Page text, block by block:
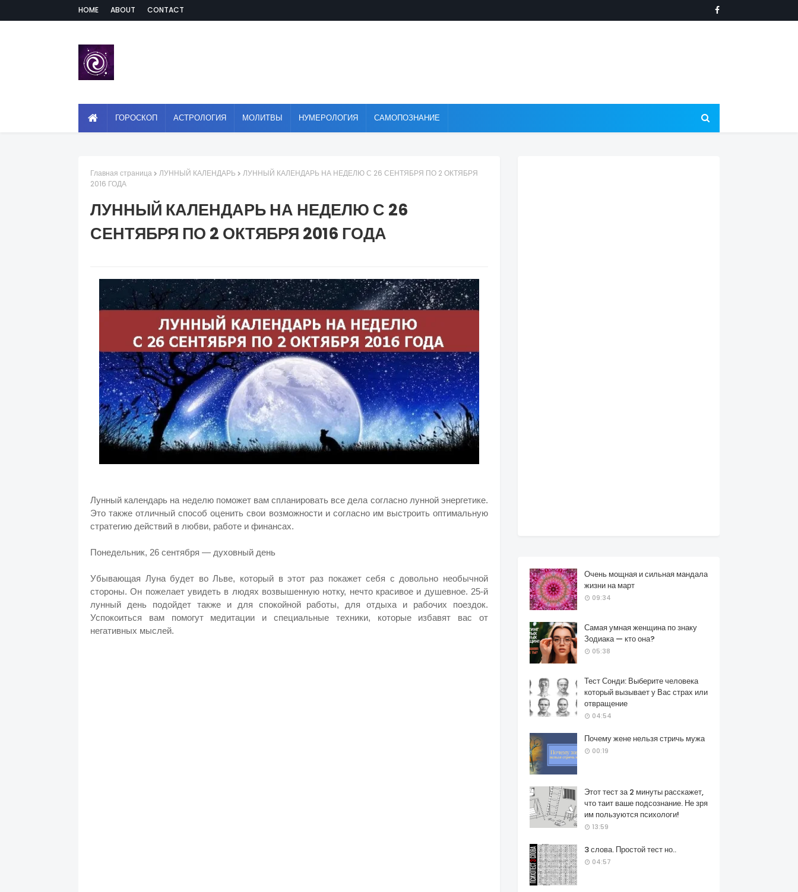
HOME ABOUT CONTACT
ГОРОСКОП АСТРОЛОГИЯ МОЛИТВЫ НУМЕРОЛОГИЯ САМОПОЗНАНИЕ
Главная страница ЛУННЫЙ КАЛЕНДАРЬ
ЛУННЫЙ КАЛЕНДАРЬ НА НЕДЕЛЮ С 26 СЕНТЯБРЯ ПО 2 ОКТЯБРЯ
2016 ГОДА
ЛУННЫЙ КАЛЕНДАРЬ НА НЕДЕЛЮ С 26
СЕНТЯБРЯ ПО 2 ОКТЯБРЯ 2016 ГОДА
Лунный календарь на неделю поможет вам спланировать все дела согласно лунной энергетике.
Это также отличный способ оценить свои возможности и согласно им выстроить оптимальную
стратегию действий в любви, работе и финансах.
Понедельник, 26 сентября — духовный день
Убывающая Луна будет во Льве, который в этот раз покажет себя с довольно необычной
стороны. Он пожелает увидеть в людях возвышенную нотку, нечто красивое и душевное. 25-й
лунный день подойдет также и для спокойной работы, для отдыха и рабочих поездок.
Успокоиться вам помогут медитации и специальные техники, которые избавят вас от
негативных мыслей.
Очень мощная и сильная мандала
жизни на март
09:34
Самая умная женщина по знаку
Зодиака — кто она?
05:38
Тест Сонди: Выберите человека
который вызывает у Вас страх или
отвращение
04:54
Почему жене нельзя стричь мужа
00:19
Этот тест за 2 минуты расскажет,
что таит ваше подсознание. Не зря
им пользуются психологи!
13:59
3 слова. Простой тест но..
04:57